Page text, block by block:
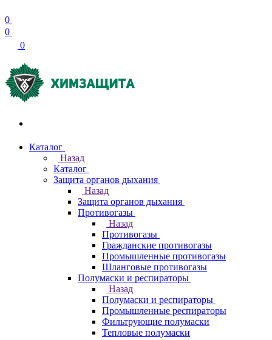
0
0
0
Каталог
Назад
Каталог
Защита органов дыхания
Назад
Защита органов дыхания
Противогазы
Назад
Противогазы
Гражданские противогазы
Промышленные противогазы
Шланговые противогазы
Полумаски и респираторы
Назад
Полумаски и респираторы
Промышленные респираторы
Фильтрующие полумаски
Тепловые полумаски